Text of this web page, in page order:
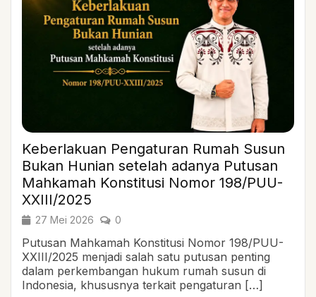
Keberlakuan Pengaturan Rumah Susun
Bukan Hunian setelah adanya Putusan
Mahkamah Konstitusi Nomor 198/PUU-
XXIII/2025
27 Mei 2026 0
Putusan Mahkamah Konstitusi Nomor 198/PUU-
XXIII/2025 menjadi salah satu putusan penting
dalam perkembangan hukum rumah susun di
Indonesia, khususnya terkait pengaturan […]